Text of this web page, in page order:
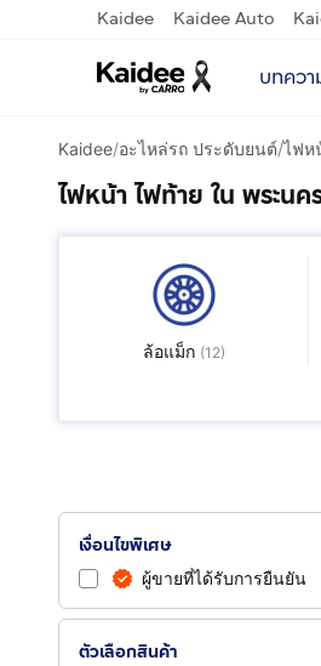
Kaidee Kaidee Auto
บทควา
Kaidee/อะไหล่รถ ประดับยนต์/ไฟห
ไฟหน้า ไฟท้าย ใน พระน
ล้อแม็ก (12)
เงื่อนไขพิเศษ
ผู้ขายที่ได้รับการยืนยัน
ตัวเลือกสินค้า